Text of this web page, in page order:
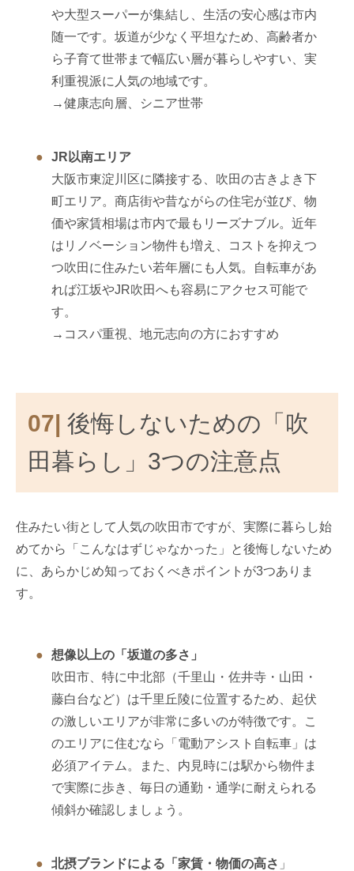
や大型スーパーが集結し、生活の安心感は市内
随一です。坂道が少なく平坦なため、高齢者か
ら子育て世帯まで幅広い層が暮らしやすい、実
利重視派に人気の地域です。
→健康志向層、シニア世帯
JR以南エリア
大阪市東淀川区に隣接する、吹田の古きよき下
町エリア。商店街や昔ながらの住宅が並び、物
価や家賃相場は市内で最もリーズナブル。近年
はリノベーション物件も増え、コストを抑えつ
つ吹田に住みたい若年層にも人気。自転車があ
れば江坂やJR吹田へも容易にアクセス可能で
す。
→コスパ重視、地元志向の方におすすめ
07| 後悔しないための「吹
田暮らし」3つの注意点
住みたい街として人気の吹田市ですが、実際に暮らし始
めてから「こんなはずじゃなかった」と後悔しないため
に、あらかじめ知っておくべきポイントが3つありま
す。
想像以上の「坂道の多さ」
吹田市、特に中北部（千里山・佐井寺・山田・
藤白台など）は千里丘陵に位置するため、起伏
の激しいエリアが非常に多いのが特徴です。こ
のエリアに住むなら「電動アシスト自転車」は
必須アイテム。また、内見時には駅から物件ま
で実際に歩き、毎日の通勤・通学に耐えられる
傾斜か確認しましょう。
北摂ブランドによる「家賃・物価の高さ 」